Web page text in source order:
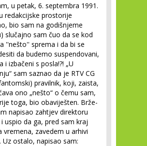
u petak, 6. septembra 1991.
redakcijske prostorije
bio sam na godišnjeme
slučajno sam čuo da se kod
''nešto'' sprema i da bi se
da budemo suspendovani,
i izbačeni s posla!?! „U
sam saznao da je RTV CG
pravilnik, koji, zaista,
ono „nešto“ o čemu sam,
toga, bio obaviješten. Brže-
napisao zahtjev direktoru
i uspio da ga, pred sam kraj
vremena, zavedem u arhivi
Uz ostalo, napisao sam: